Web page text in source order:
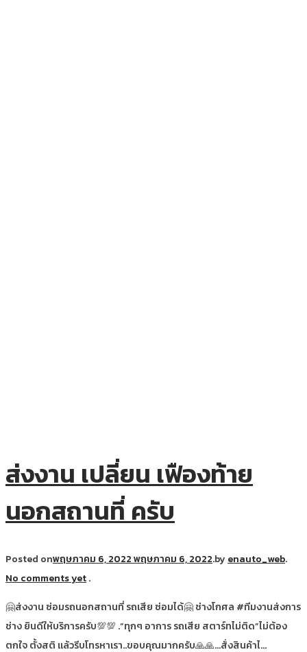
ส่งงาน เปลี่ยน เฟืองท้าย
นอกสถานที่ ครับ
Posted onพฤษภาคม 6, 2022พฤษภาคม 6, 2022.by enauto_web.
No comments yet.
🤗ส่งงาน ซ่อมรถนอกสถานที่ รถเสีย ซ่อมได้🤗 ช่างโกศล #ทีมงานส่งการ
ช่าง ยินดีให้บริการครับ💯💯 .“ทุกๆ อาการ รถเสีย สตาร์ทไม่ติด”ไม่ต้อง
ตกใจ ตั้งสติ แล้วรีบโทรหาเรา..ขอบคุณมากครับ🙏🙏…สั่งสินค้าไ…